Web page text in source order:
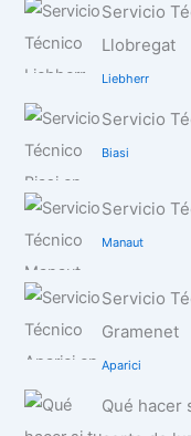
Servicio
Llobregat
Liebherr
Servicio
Biasi
Servicio
Manaut
Servicio
Gramenet
Aparici
Qué hacer